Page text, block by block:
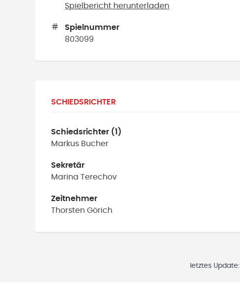
Spielbericht herunterladen
Spielnummer
803099
SCHIEDSRICHTER
Schiedsrichter (1)
Markus Bucher
Sekretär
Marina Terechov
Zeitnehmer
Thorsten Görich
letztes Update: